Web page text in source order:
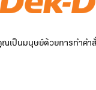
เป็นมนุษย์ด้วยการทำคำสั่